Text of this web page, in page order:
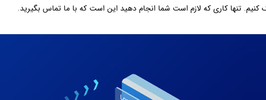
تنها کاری که لازم است شما انجام دهید این است که با ما تماس بگیرید.